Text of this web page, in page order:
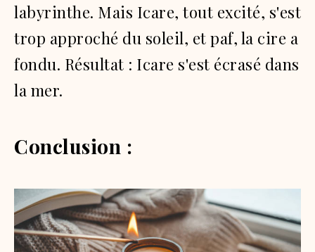
labyrinthe. Mais Icare, tout excité, s'est
trop approché du soleil, et paf, la cire a
fondu. Résultat : Icare s'est écrasé dans
la mer.
Conclusion :